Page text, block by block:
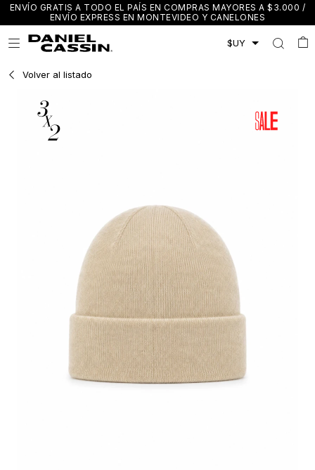
ENVÍO GRATIS A TODO EL PAÍS EN COMPRAS MAYORES A $3.000 /
ENVÍO EXPRESS EN MONTEVIDEO Y CANELONES

Volver al listado